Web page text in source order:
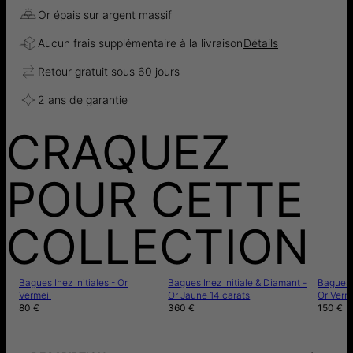
Or épais sur argent massif
Aucun frais supplémentaire à la livraisonDétails
Retour gratuit sous 60 jours
2 ans de garantie
CRAQUEZ
POUR CETTE
COLLECTION
Bagues Inez Initiales - Or
Vermeil
80 €
Bagues Inez Initiale & Diamant -
Or Jaune 14 carats
360 €
Or
150 €